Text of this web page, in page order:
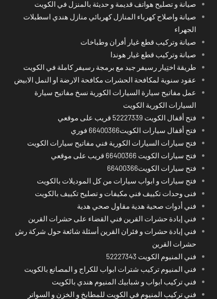
صيانة و تصليح هواتف قديمة و حديثة بالمنزل في الكويت
صيانة واصلاح كهرباء المنازل كهربائي منازل هندي اسطبلات
الجهراء
صيانة وتركيب قطع غيار أفران وطباخات
صيانة وتركيب قطع غيار هوندا
طريقة اختِيار رسيفر جيد مع برمجة رسيفر كاملة في الكويت
عقود سنوية لمكافحة الحشرات مكافحة الارضة او النمل الابيض
عمل مفاتيح سيارة السيارات الكورية نسخ مفاتيح سيارة
السيارات الكورية الكويت
فتح أقفال الكويت 52227339 قريب على موقعي
فتح أقفال سيارات الكويت66400366 فوري
فتح سيارات السيارات الكورية فني مفاتيح سيارات الكويت
فتح سيارات الكويت 66400366 قريب على موقعي
فتح سيارات الكويت66400366
فتح سيارات و ابواب سيارات من كل الموديلات بالكويت
فنى وحدات تكييف فني مكيفات و تصليح تكييف بالكويت
فني أدوات صحية هدية مقاول صحي هدية
فني إبادة حشرات القرين فني القضاء على حشرات القرين
فني إبادة حشرات و فئران القرين أسئلة شائعة حول شركة رش
حشرات القرين
فني المنيوم الكويت 52227343
فني المنيوم تركيب شترات ابواب للكراج و المصانع بالكويت
فني تركيب ابواب و شبابيك المنيوم هندي بالكويت
فني تركيب المنيوم في الكويت للمطابخ و الخزن و السواتر